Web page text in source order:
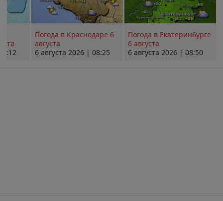
Погода в Краснодаре 6
августа
6 августа 2026 | 08:25
Погода в Екатеринбурге
6 августа
6 августа 2026 | 08:50